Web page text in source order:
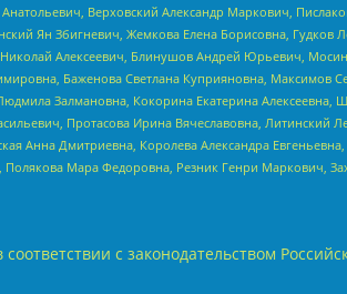
Верховский Александр Маркович,
Ян Збигневич, Жемкова Елена Борисовна, Гудков
Алексеевич, Блинушов Андрей Юрьевич, Мосин
Баженова Светлана Куприяновна, Максимов
Залмановна, Кокорина Екатерина Алексеевна,
Протасова Ирина Вячеславовна, Литинский
Анна Дмитриевна, Королева Александра
Мара Федоровна, Резник Генри Маркович,
с законодательством